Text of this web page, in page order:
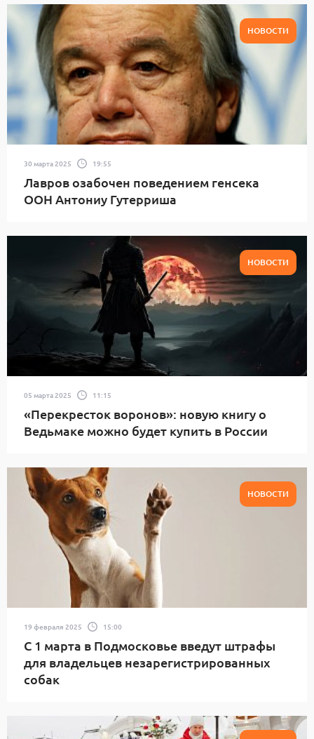
НОВОСТИ
30 марта 2025 19:55
Лавров озабочен поведением генсека
ООН Антониу Гутерриша
НОВОСТИ
05 марта 2025 11:15
«Перекресток воронов»: новую книгу о
Ведьмаке можно будет купить в России
НОВОСТИ
19 февраля 2025 15:00
С 1 марта в Подмосковье введут штрафы
для владельцев незарегистрированных
собак